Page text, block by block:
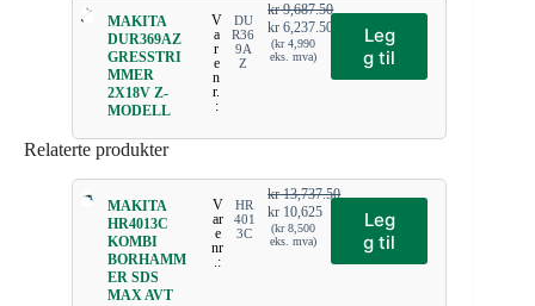
MAKITA
DUR369AZ
GRESSTRI
MMER
2X18V Z-
MODELL
V
a
r
e
n
r.
:
DU
R36
9A
Z
kr9,687.50
kr 6,237.50
(kr4,990
eks. mva)
Leg
g til
Relaterte produkter
MAKITA
HR4013C
KOMBI
BORHAMM
ER SDS
MAX AVT
V
ar
e
nr
.:
HR
401
3C
kr13,737.50
kr 10,625
(kr8,500
eks. mva)
Leg
g til